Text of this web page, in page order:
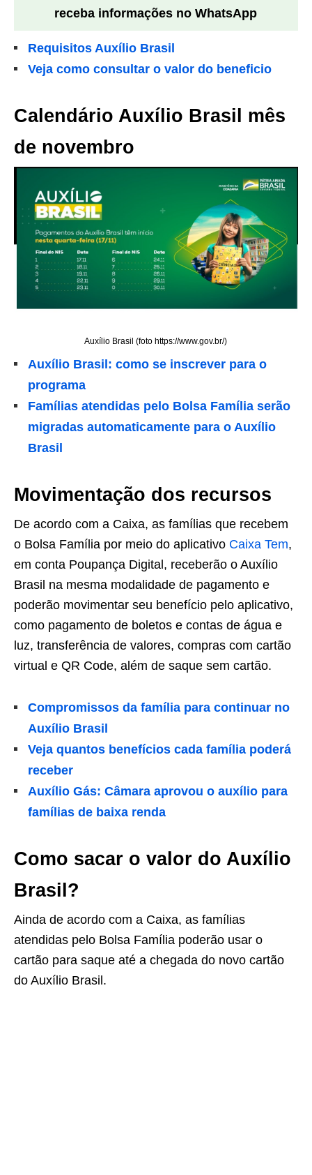
receba informações no WhatsApp
Requisitos Auxílio Brasil
Veja como consultar o valor do beneficio
Calendário Auxílio Brasil mês
de novembro
Auxílio Brasil (foto https://www.gov.br/)
Auxílio Brasil: como se inscrever para o
programa
Famílias atendidas pelo Bolsa Família serão
migradas automaticamente para o Auxílio
Brasil
Movimentação dos recursos
De acordo com a Caixa, as famílias que recebem
o Bolsa Família por meio do aplicativo Caixa Tem,
em conta Poupança Digital, receberão o Auxílio
Brasil na mesma modalidade de pagamento e
poderão movimentar seu benefício pelo aplicativo,
como pagamento de boletos e contas de água e
luz, transferência de valores, compras com cartão
virtual e QR Code, além de saque sem cartão.
Compromissos da família para continuar no
Auxílio Brasil
Veja quantos benefícios cada família poderá
receber
Auxílio Gás: Câmara aprovou o auxílio para
famílias de baixa renda
Como sacar o valor do Auxílio
Brasil?
Ainda de acordo com a Caixa, as famílias
atendidas pelo Bolsa Família poderão usar o
cartão para saque até a chegada do novo cartão
do Auxílio Brasil.